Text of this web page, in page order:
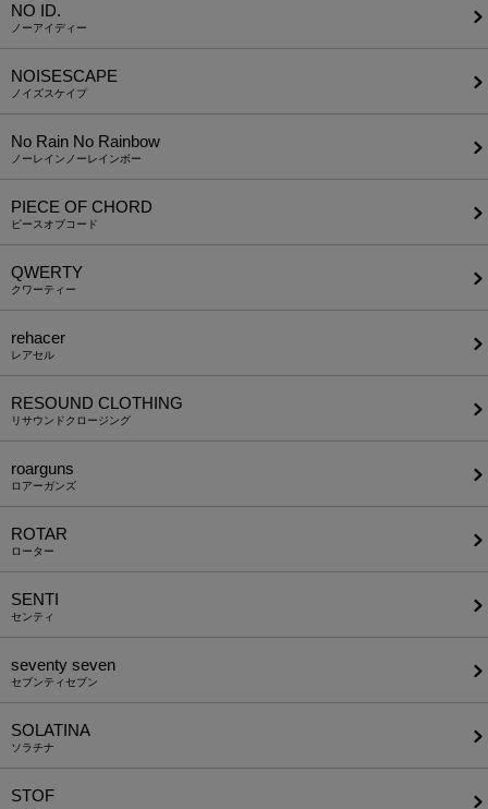
NO ID.
ノーアイディー
NOISESCAPE
ノイズスケイプ
No Rain No Rainbow
ノーレインノーレインボー
PIECE OF CHORD
ピースオブコード
QWERTY
クワーティー
rehacer
レアセル
RESOUND CLOTHING
リサウンドクロージング
roarguns
ロアーガンズ
ROTAR
ローター
SENTI
センティ
seventy seven
セブンティセブン
SOLATINA
ソラチナ
STOF